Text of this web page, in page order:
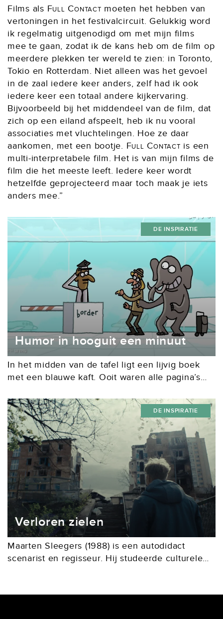
Films als Full Contact moeten het hebben van
vertoningen in het festivalcircuit. Gelukkig word
ik regelmatig uitgenodigd om met mijn films
mee te gaan, zodat ik de kans heb om de film op
meerdere plekken ter wereld te zien: in Toronto,
Tokio en Rotterdam. Niet alleen was het gevoel
in de zaal iedere keer anders, zelf had ik ook
iedere keer een totaal andere kijkervaring.
Bijvoorbeeld bij het middendeel van de film, dat
zich op een eiland afspeelt, heb ik nu vooral
associaties met vluchtelingen. Hoe ze daar
aankomen, met een bootje. Full Contact is een
multi-interpretabele film. Het is van mijn films de
film die het meeste leeft. Iedere keer wordt
hetzelfde geprojecteerd maar toch maak je iets
anders mee.”
Humor in hooguit een minuut
In het midden van de tafel ligt een lijvig boek
met een blauwe kaft. Ooit waren alle pagina’s
volgeschreven. Hier en daar staan ook...
DE INSPIRATIE
Verloren zielen
Maarten Sleegers (1988) is een autodidact
scenarist en regisseur. Hij studeerde culturele
in het buitenland. Zijn verlangen om te vertellen,
DE INSPIRATIE